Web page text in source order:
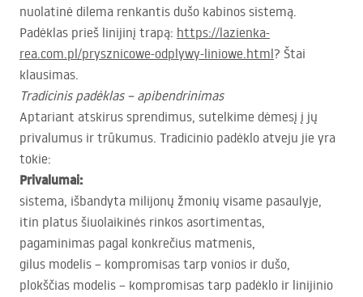
nuolatinė dilema renkantis dušo kabinos sistemą.
Padėklas prieš linijinį trapą: https://lazienka-
rea.com.pl/prysznicowe-odplywy-liniowe.html? Štai
klausimas.
Tradicinis padėklas – apibendrinimas
Aptariant atskirus sprendimus, sutelkime dėmesį į jų
privalumus ir trūkumus. Tradicinio padėklo atveju jie yra
tokie:
Privalumai:
sistema, išbandyta milijonų žmonių visame pasaulyje,
itin platus šiuolaikinės rinkos asortimentas,
pagaminimas pagal konkrečius matmenis,
gilus modelis – kompromisas tarp vonios ir dušo,
plokščias modelis – kompromisas tarp padėklo ir linijinio